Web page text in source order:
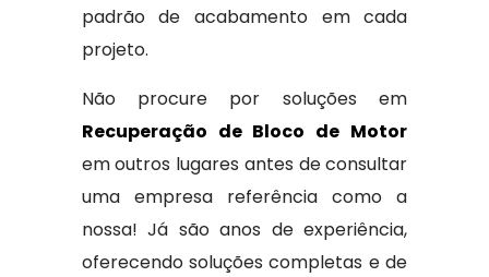
padrão de acabamento em cada
projeto.
Não procure por soluções em
Recuperação de Bloco de Motor
em outros lugares antes de consultar
uma empresa referência como a
nossa! Já são anos de experiência,
oferecendo soluções completas e de